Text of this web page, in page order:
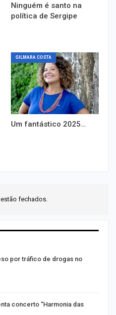
Ninguém é santo na
política de Sergipe
GILMARA COSTA
Um fantástico 2025…
fechados.
por tráfico de drogas no
concerto “Harmonia das